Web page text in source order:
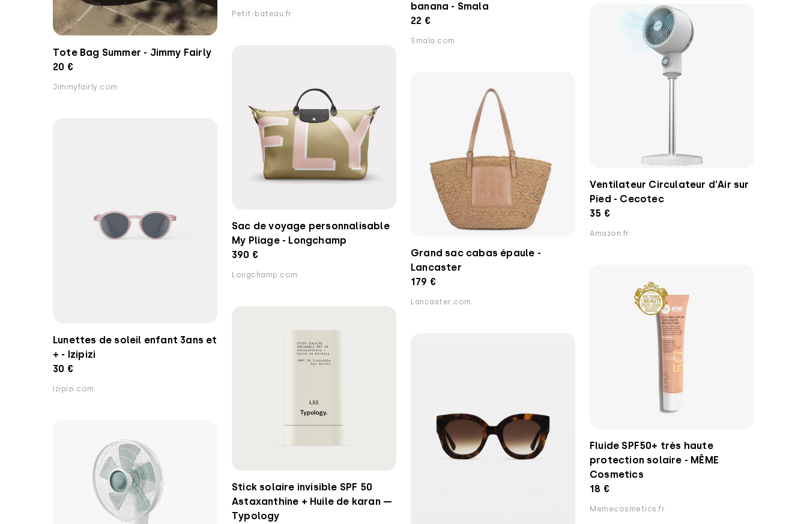
Tote Bag Summer - Jimmy Fairly
20 €
Jimmyfairly.com
Petit-bateau.fr
banana - Smala
22 €
Smala.com
Ventilateur Circulateur d’Air sur
Pied - Cecotec
35 €
Amazon.fr
Sac de voyage personnalisable
My Pliage - Longchamp
390 €
Longchamp.com
Grand sac cabas épaule -
Lancaster
179 €
Lancaster.com
Lunettes de soleil enfant 3ans et
+ - Izipizi
30 €
Izipizi.com
Fluide SPF50+ très haute
protection solaire - MÊME
Cosmetics
18 €
Memecosmetics.fr
Stick solaire invisible SPF 50
Astaxanthine + Huile de karan —
Typology